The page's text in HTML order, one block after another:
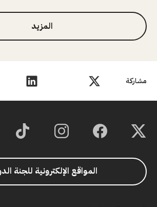
مشاركة
المزيد
المواقع الإلكترونية للجنة